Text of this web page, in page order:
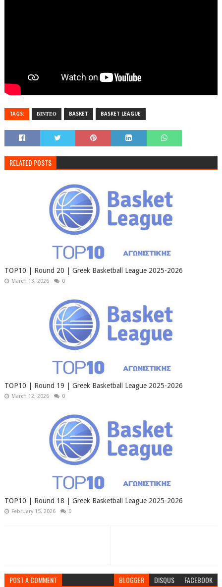
TAGS: ΒΙΝΤΕΟ BASKET BASKET LEAGUE
RELATED POSTS
TOP10 | Round 20 | Greek Basketball League 2025-2026
March 13, 2026 0
TOP10 | Round 19 | Greek Basketball League 2025-2026
March 12, 2026 0
TOP10 | Round 18 | Greek Basketball League 2025-2026
February 15, 2026 0
POST A COMMENT BLOGGER DISQUS FACEBOOK